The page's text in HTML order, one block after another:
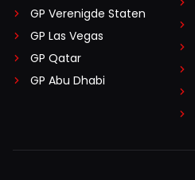
GP Verenigde Staten
GP Las Vegas
GP Qatar
GP Abu Dhabi